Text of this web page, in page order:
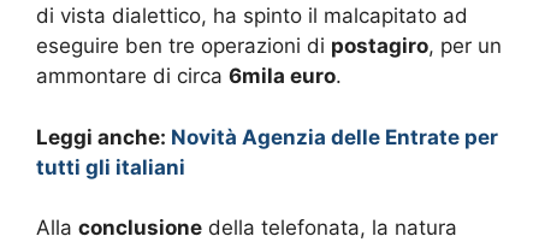
di vista dialettico, ha spinto il malcapitato ad
eseguire ben tre operazioni di postagiro, per un
ammontare di circa 6mila euro.
Leggi anche: Novità Agenzia delle Entrate per
tutti gli italiani
Alla conclusione della telefonata, la natura